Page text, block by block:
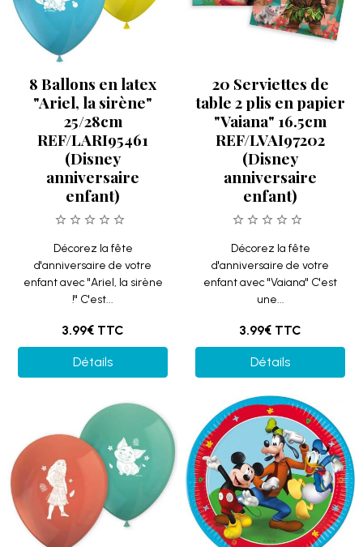
8 Ballons en latex
"Ariel, la sirène"
25/28cm
REF/LARI95461
(Disney
anniversaire
enfant)
Décorez la fête
d'anniversaire de votre
enfant avec "Ariel, la sirène
!" C'est...
3.99€ TTC
Détails
20 Serviettes de
table 2 plis en papier
"Vaiana" 16.5cm
REF/LVAI97202
(Disney
anniversaire
enfant)
Décorez la fête
d'anniversaire de votre
enfant avec "Vaiana" C'est
une...
3.99€ TTC
Détails